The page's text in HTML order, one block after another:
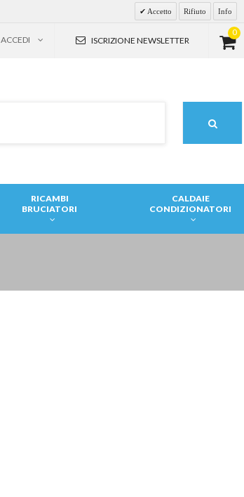
Accetto Rifiuto Info
0
ISCRIZIONE NEWSLETTER
ACCEDI
RICAMBI
BRUCIATORI
CALDAIE
CONDIZIONATORI